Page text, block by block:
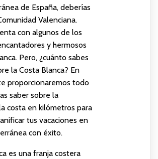
de España, deberías
Valenciana.
con algunos de los
y hermosos
Pero, ¿cuánto sabes
la Costa Blanca? En
proporcionaremos todo
saber sobre la
costa en kilómetros para
tus vacaciones en
con éxito.
es una franja costera